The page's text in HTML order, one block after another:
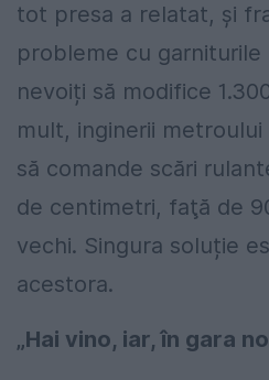
tot presa a relatat, și
probleme cu
nevoiți să modifice
mult, inginerii
să comande scări
de centimetri, faţă de
vechi. Singura soluție
acestora.
„Hai vino, iar, în gara